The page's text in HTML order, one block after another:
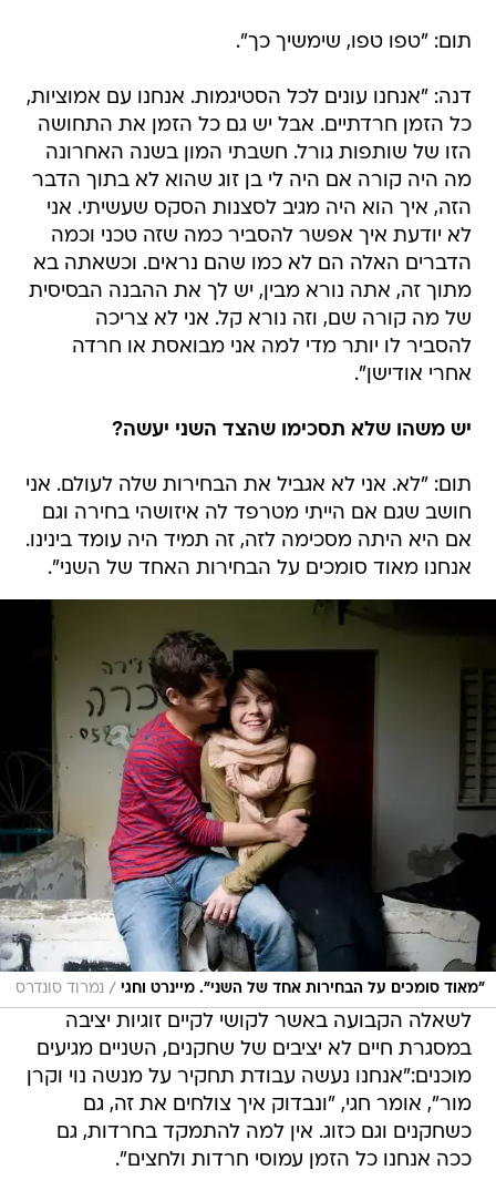
תום: "טפו טפו, שימשיך כך".
דנה: "אנחנו עונים לכל הסטיגמות. אנחנו עם אמוציות,
כל הזמן חרדתיים. אבל יש גם כל הזמן את התחושה
הזו של שותפות גורל. חשבתי המון בשנה האחרונה
מה היה קורה אם היה לי בן זוג שהוא לא בתוך הדבר
הזה, איך הוא היה מגיב לסצנות הסקס שעשיתי. אני
לא יודעת איך אפשר להסביר כמה שזה טכני וכמה
הדברים האלה הם לא כמו שהם נראים. וכשאתה בא
מתוך זה, אתה נורא מבין, יש לך את ההבנה הבסיסית
של מה קורה שם, וזה נורא קל. אני לא צריכה
להסביר לו יותר מדי למה אני מבואסת או חרדה
אחרי אודישן".
יש משהו שלא תסכימו שהצד השני יעשה?
תום: "לא. אני לא אגביל את הבחירות שלה לעולם. אני
חושב שגם אם הייתי מטרפד לה איזושהי בחירה וגם
אם היא היתה מסכימה לזה, זה תמיד היה עומד בינינו.
אנחנו מאוד סומכים על הבחירות האחד של השני".
"מאוד סומכים על הבחירות אחד של השני". מיינרט וחגי / נמרוד סונדרס
לשאלה הקבועה באשר לקושי לקיים זוגיות יציבה
במסגרת חיים לא יציבים של שחקנים, השניים מגיעים
מוכנים:"אנחנו נעשה עבודת תחקיר על מנשה נוי וקרן
מור", אומר חגי, "ונבדוק איך צולחים את זה, גם
כשחקנים וגם כזוג. אין למה להתמקד בחרדות, גם
ככה אנחנו כל הזמן עמוסי חרדות ולחצים".